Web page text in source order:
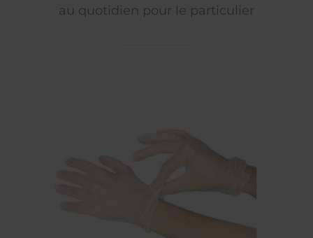
au quotidien pour le particulier